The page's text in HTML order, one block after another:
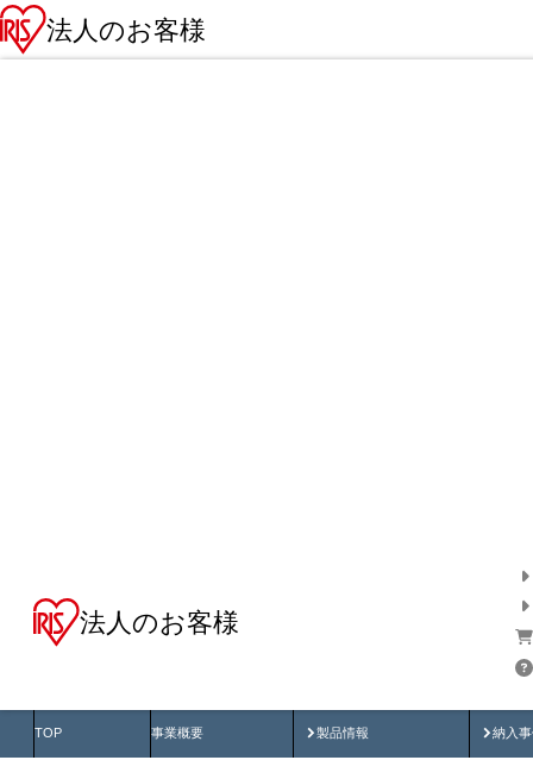
法人のお客様
法人のお客様
TOP 事業概要 製品情報
製品動画 納入
納